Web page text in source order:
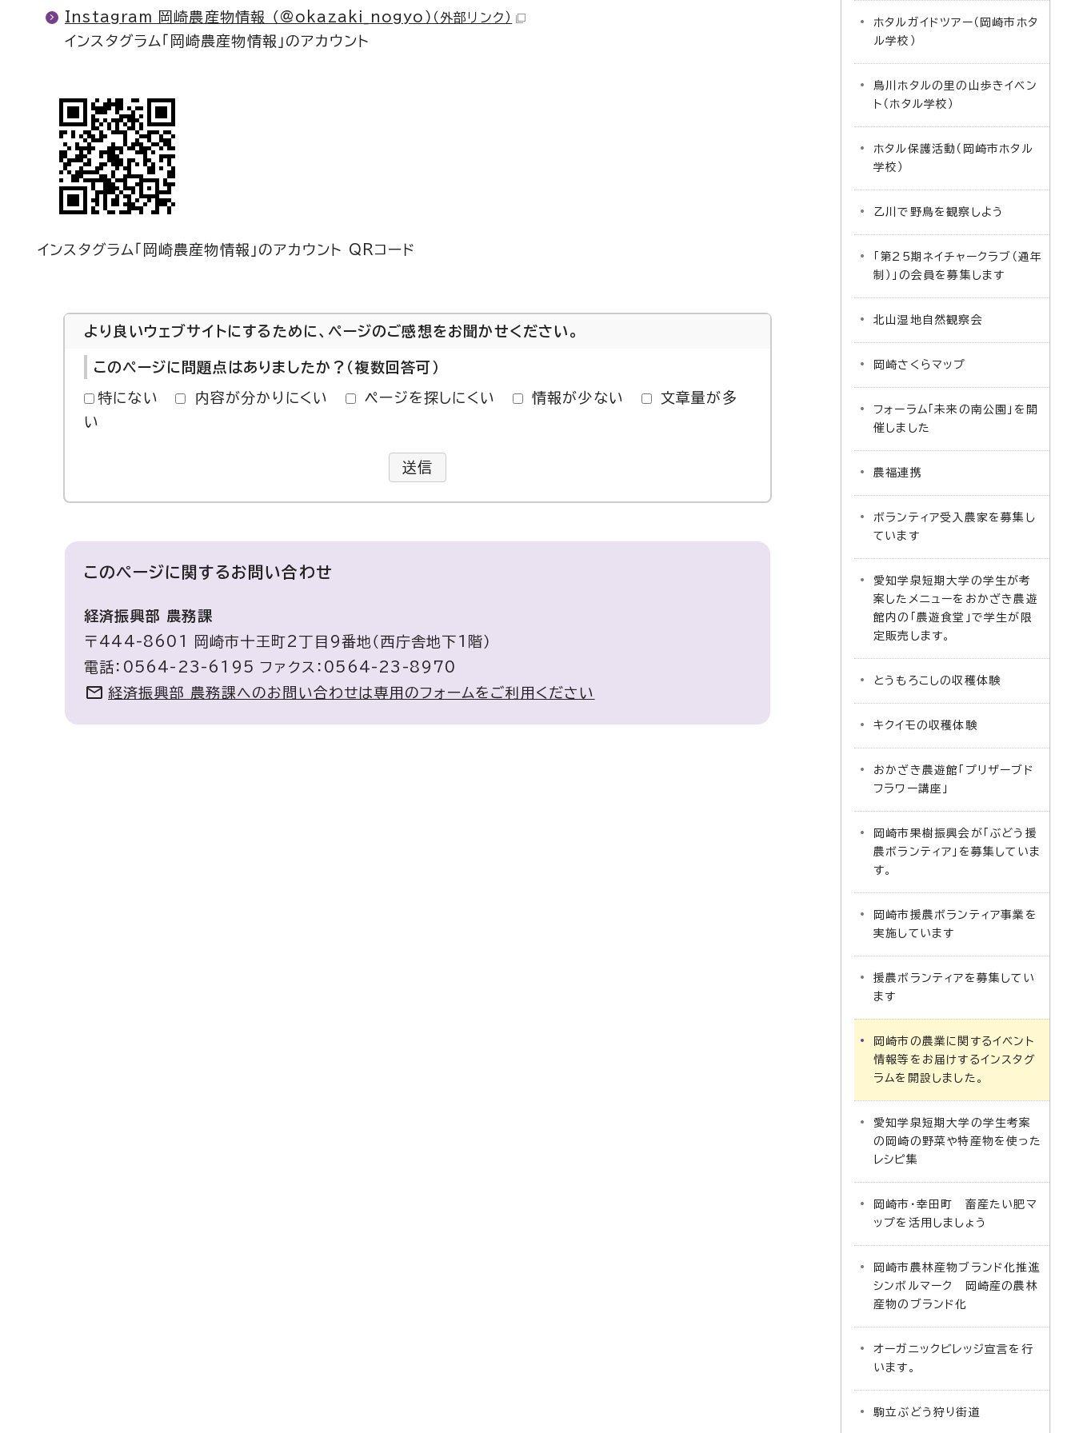
Instagram 岡崎農産物情報 （@okazaki_nogyo） （外部リンク）
インスタグラム「岡崎農産物情報」のアカウント
インスタグラム「岡崎農産物情報」のアカウント QRコード
より良いウェブサイトにするために、ページのご感想をお聞かせください。
このページに問題点はありましたか？（複数回答可）
特にない 内容が分かりにくい ページを探しにくい 情報が少ない
文章量が多
い
送信
このページに関するお問い合わせ
経済振興部 農務課
〒444-8601 岡崎市十王町2丁目9番地（西庁舎地下1階）
電話：0564-23-6195 ファクス：0564-23-8970
経済振興部 農務課へのお問い合わせは専用のフォームをご利用ください
ホタルガイドツアー（岡崎市ホタ
ル学校）
鳥川ホタルの里の山歩きイベン
ト（ホタル学校）
ホタル保護活動（岡崎市ホタル
学校）
乙川で野鳥を観察しよう
「第25期ネイチャークラブ（通年
制）」の会員を募集します
北山湿地自然観察会
岡崎さくらマップ
フォーラム「未来の南公園」を開
催しました
農福連携
ボランティア受入農家を募集し
ています
愛知学泉短期大学の学生が考
案したメニューをおかざき農遊
館内の「農遊食堂」で学生が限
定販売します。
とうもろこしの収穫体験
キクイモの収穫体験
おかざき農遊館「プリザーブド
フラワー講座」
岡崎市果樹振興会が「ぶどう援
農ボランティア」を募集していま
す。
岡崎市援農ボランティア事業を
実施しています
援農ボランティアを募集してい
ます
岡崎市の農業に関するイベント
情報等をお届けするインスタグ
ラムを開設しました。
愛知学泉短期大学の学生考案
の岡崎の野菜や特産物を使った
レシピ集
岡崎市・幸田町 畜産たい肥マ
ップを活用しましょう
岡崎市農林産物ブランド化推進
シンボルマーク 岡崎産の農林
産物のブランド化
オーガニックビレッジ宣言を行
います。
駒立ぶどう狩り街道